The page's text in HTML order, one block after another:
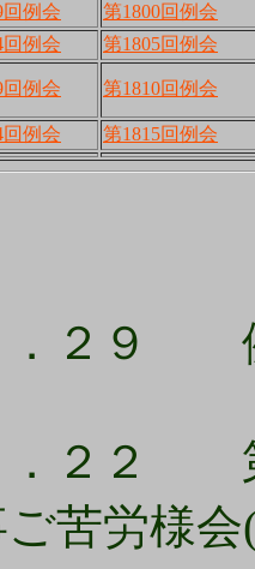
回例会
第1800回例会
回例会
第1805回例会
回例会 第1810回例会
回例会 第1815回例会
．２９
．２２
ご苦労様